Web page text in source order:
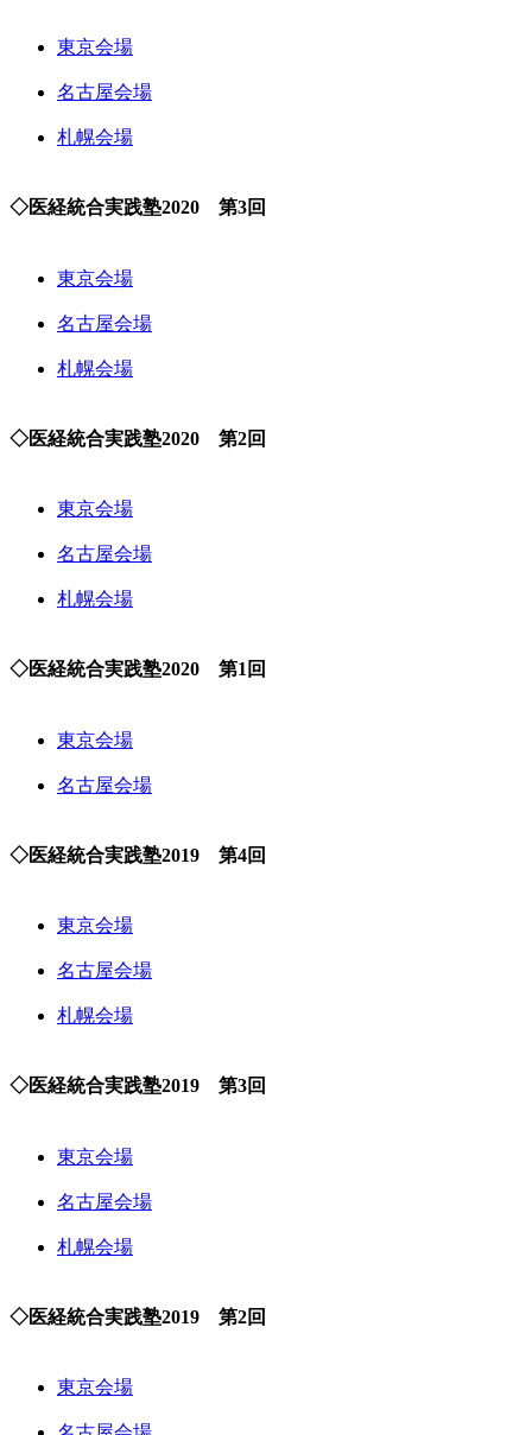
東京会場
名古屋会場
札幌会場
◇医経統合実践塾2020 第3回
東京会場
名古屋会場
札幌会場
◇医経統合実践塾2020 第2回
東京会場
名古屋会場
札幌会場
◇医経統合実践塾2020 第1回
東京会場
名古屋会場
◇医経統合実践塾2019 第4回
東京会場
名古屋会場
札幌会場
◇医経統合実践塾2019 第3回
東京会場
名古屋会場
札幌会場
◇医経統合実践塾2019 第2回
東京会場